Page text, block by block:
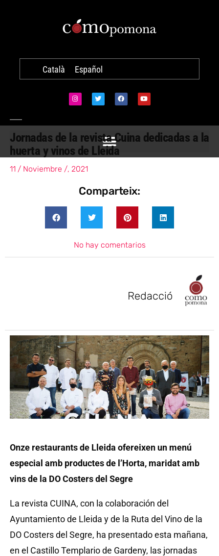
Català Español
Jornadas de la revista Cuina dedicadas a la
huerta y vinos de Lleida
11 / Noviembre /, 2021
Comparteix:
No hay comentarios
Redacció
Onze restaurants de Lleida ofereixen un menú
especial amb productes de l’Horta, maridat amb
vins de la DO Costers del Segre
La revista CUINA, con la colaboración del
Ayuntamiento de Lleida y de la Ruta del Vino de la
DO Costers del Segre, ha presentado esta mañana,
en el Castillo Templario de Gardeny, las jornadas